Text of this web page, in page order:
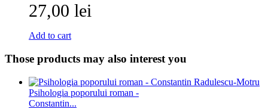
27,00 lei
Add to cart
Those products may also interest you
Psihologia poporului roman -
Constantin...